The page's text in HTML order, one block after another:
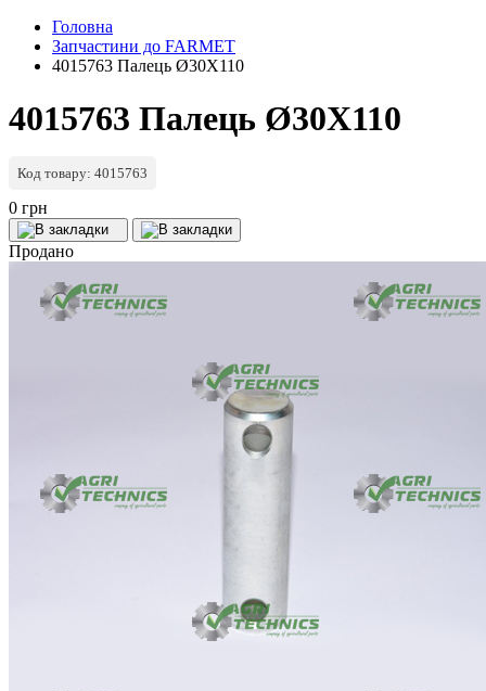
Головна
Запчастини до FARMET
4015763 Палець Ø30X110
4015763 Палець Ø30X110
Код товару: 4015763
0 грн
Продано